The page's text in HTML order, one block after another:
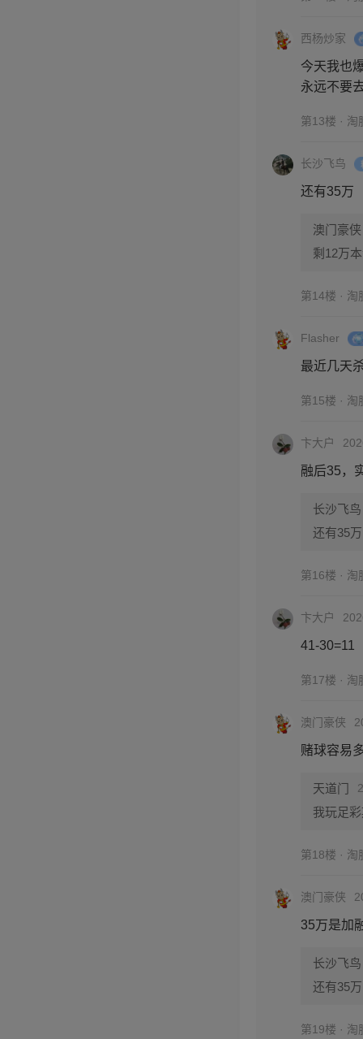
西杨炒家
今天我也
永远不要
第13楼 · 淘
长沙飞鸟
还有35万
澳门豪侠
剩12万
第14楼 · 淘
Flasher
最近几天
第15楼 · 淘
卞大户
融后35，
长沙飞鸟
还有35万
第16楼 · 淘
卞大户
41-30=11
第17楼 · 淘
澳门豪侠
赌球容易
天道门
我玩足
第18楼 · 淘
澳门豪侠
35万是加
长沙飞鸟
还有35万
第19楼 · 淘